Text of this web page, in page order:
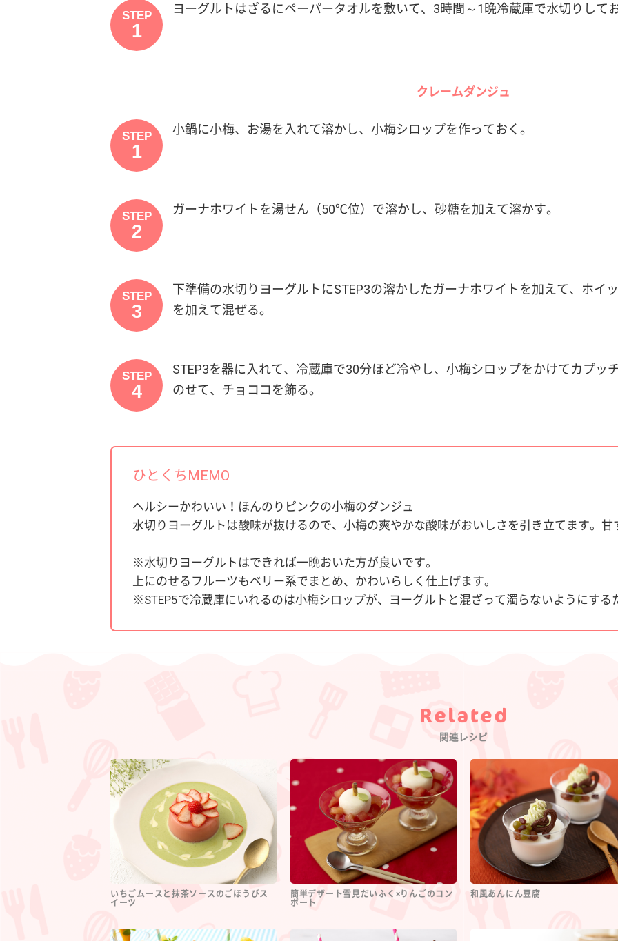
STEP
1
ヨーグルトはざるにペーパータオルを敷いて、3時間～1晩冷蔵庫で水切りして
クレームダンジュ
STEP
1
小鍋に小梅、お湯を入れて溶かし、小梅シロップを作っておく。
STEP
2
ガーナホワイトを湯せん（50℃位）で溶かし、砂糖を加えて溶かす。
STEP
3
下準備の水切りヨーグルトにSTEP3の溶かしたガーナホワイトを加えて、ホイ
を加えて混ぜる。
STEP
4
STEP3を器に入れて、冷蔵庫で30分ほど冷やし、小梅シロップをかけてカプッ
のせて、チョココを飾る。
ひとくちMEMO
ヘルシーかわいい！ほんのりピンクの小梅のダンジュ
水切りヨーグルトは酸味が抜けるので、小梅の爽やかな酸味がおいしさを引き立てます。
※水切りヨーグルトはできれば一晩おいた方が良いです。
上にのせるフルーツもベリー系でまとめ、かわいらしく仕上げます。
※STEP5で冷蔵庫にいれるのは小梅シロップが、ヨーグルトと混ざって濁らないようにする
Category
関連レシピ
いちごムースと抹茶ソースのごほうびス
イーツ
簡単デザート雪見だいふく×りんごのコン
ポート
和風あんにん豆腐